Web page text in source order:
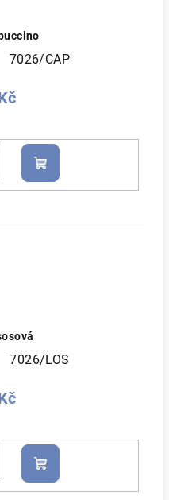
7026/CAP
Do
košíku
7026/LOS
Do
košíku